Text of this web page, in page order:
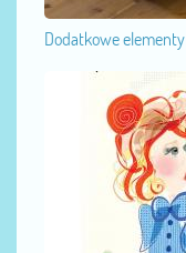
Dodatkowe elementy